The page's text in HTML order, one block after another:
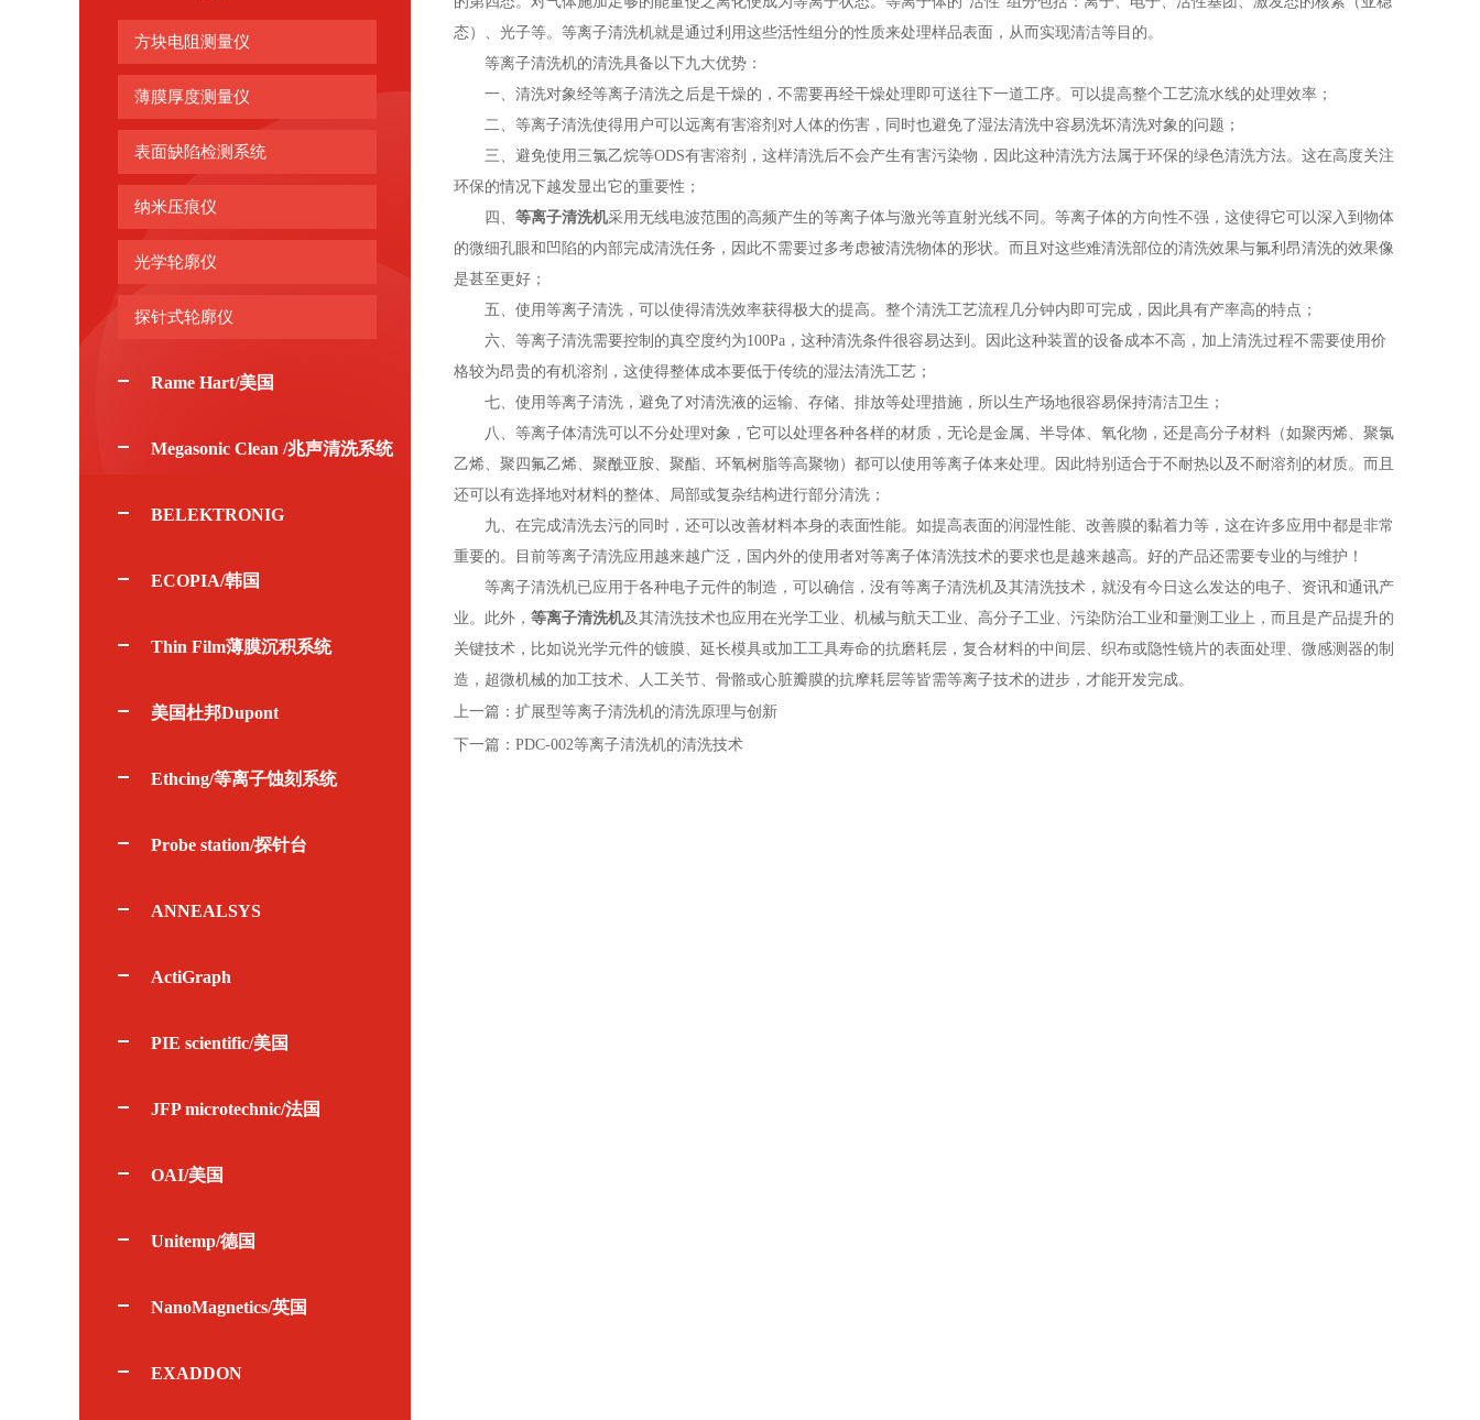
方块电阻测量仪
薄膜厚度测量仪
表面缺陷检测系统
纳米压痕仪
光学轮廓仪
探针式轮廓仪
Rame Hart/美国
Megasonic Clean /兆声清洗系统
BELEKTRONIG
ECOPIA/韩国
Thin Film薄膜沉积系统
美国杜邦Dupont
Ethcing/等离子蚀刻系统
Probe station/探针台
ANNEALSYS
ActiGraph
PIE scientific/美国
JFP microtechnic/法国
OAI/美国
Unitemp/德国
NanoMagnetics/英国
EXADDON
态）、光子等。等离子清洗机就是通过利用这些活性组分的性质来处理样品表面，从而实现清洁等目的。
等离子清洗机的清洗具备以下九大优势：
一、清洗对象经等离子清洗之后是干燥的，不需要再经干燥处理即可送往下一道工序。可以提高整个工艺流水线的处理效率；
二、等离子清洗使得用户可以远离有害溶剂对人体的伤害，同时也避免了湿法清洗中容易洗坏清洗对象的问题；
三、避免使用三氯乙烷等ODS有害溶剂，这样清洗后不会产生有害污染物，因此这种清洗方法属于环保的绿色清洗方法。这在高度关注
环保的情况下越发显出它的重要性；
四、 等离子清洗机采用无线电波范围的高频产生的等离子体与激光等直射光线不同。等离子体的方向性不强，这使得它可以深入到物体
的微细孔眼和凹陷的内部完成清洗任务，因此不需要过多考虑被清洗物体的形状。而且对这些难清洗部位的清洗效果与氟利昂清洗的效果像
是甚至更好；
五、使用等离子清洗，可以使得清洗效率获得极大的提高。整个清洗工艺流程几分钟内即可完成，因此具有产率高的特点；
六、等离子清洗需要控制的真空度约为100Pa，这种清洗条件很容易达到。因此这种装置的设备成本不高，加上清洗过程不需要使用价
格较为昂贵的有机溶剂，这使得整体成本要低于传统的湿法清洗工艺；
七、使用等离子清洗，避免了对清洗液的运输、存储、排放等处理措施，所以生产场地很容易保持清洁卫生；
八、等离子体清洗可以不分处理对象，它可以处理各种各样的材质，无论是金属、半导体、氧化物，还是高分子材料（如聚丙烯、聚氯
乙烯、聚四氟乙烯、聚酰亚胺、聚酯、环氧树脂等高聚物）都可以使用等离子体来处理。因此特别适合于不耐热以及不耐溶剂的材质。而且
还可以有选择地对材料的整体、局部或复杂结构进行部分清洗；
九、在完成清洗去污的同时，还可以改善材料本身的表面性能。如提高表面的润湿性能、改善膜的黏着力等，这在许多应用中都是非常
重要的。目前等离子清洗应用越来越广泛，国内外的使用者对等离子体清洗技术的要求也是越来越高。好的产品还需要专业的与维护！
等离子清洗机已应用于各种电子元件的制造，可以确信，没有等离子清洗机及其清洗技术，就没有今日这么发达的电子、资讯和通讯产
业。此外， 等离子清洗机及其清洗技术也应用在光学工业、机械与航天工业、高分子工业、污染防治工业和量测工业上，而且是产品提升的
关键技术，比如说光学元件的镀膜、延长模具或加工工具寿命的抗磨耗层，复合材料的中间层、织布或隐性镜片的表面处理、微感测器的制
造，超微机械的加工技术、人工关节、骨骼或心脏瓣膜的抗摩耗层等皆需等离子技术的进步，才能开发完成。
上一篇： 扩展型等离子清洗机的清洗原理与创新
下一篇： PDC-002等离子清洗机的清洗技术